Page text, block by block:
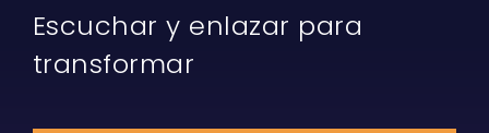
Escuchar y enlazar para
transformar